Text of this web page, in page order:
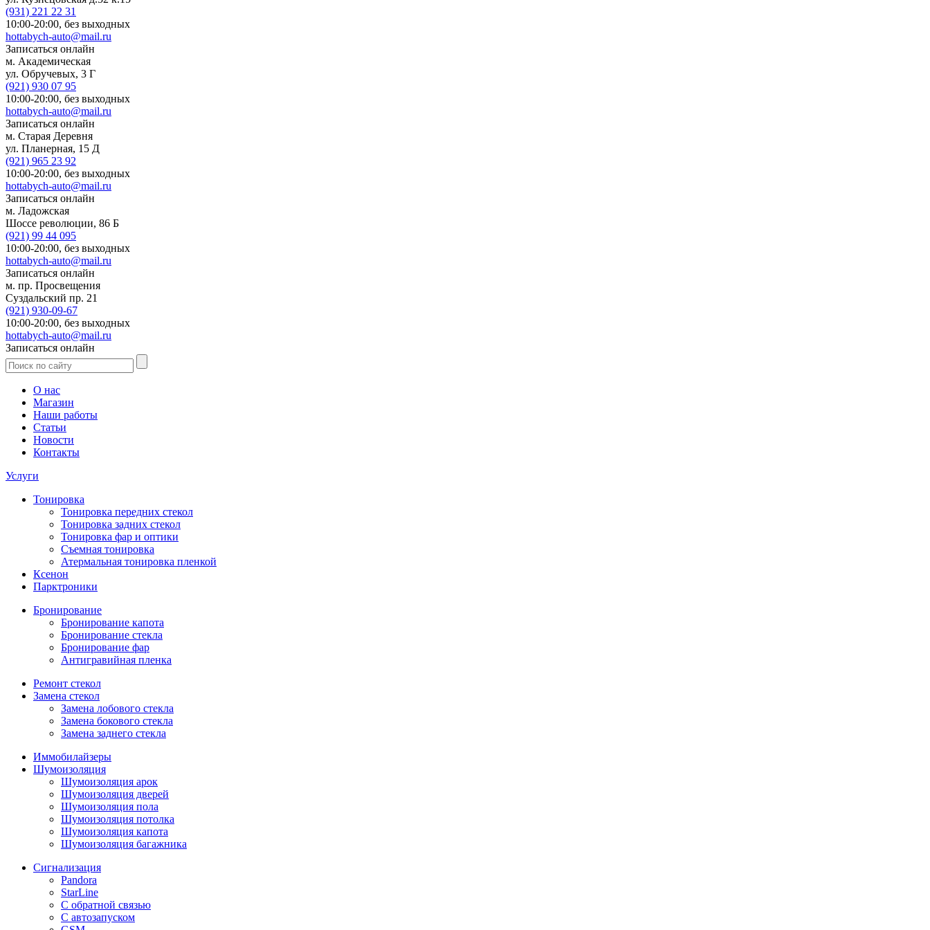
(931) 221 22 31
10:00-20:00, без выходных
hottabych-auto@mail.ru
Записаться онлайн
м. Академическая
ул. Обручевых, 3 Г
(921) 930 07 95
10:00-20:00, без выходных
hottabych-auto@mail.ru
Записаться онлайн
м. Старая Деревня
ул. Планерная, 15 Д
(921) 965 23 92
10:00-20:00, без выходных
hottabych-auto@mail.ru
Записаться онлайн
м. Ладожская
Шоссе революции, 86 Б
(921) 99 44 095
10:00-20:00, без выходных
hottabych-auto@mail.ru
Записаться онлайн
м. пр. Просвещения
Суздальский пр. 21
(921) 930-09-67
10:00-20:00, без выходных
hottabych-auto@mail.ru
Записаться онлайн
О нас
Магазин
Наши работы
Статьи
Новости
Контакты
Услуги
Тонировка
Тонировка передних стекол
Тонировка задних стекол
Тонировка фар и оптики
Съемная тонировка
Атермальная тонировка пленкой
Ксенон
Парктроники
Бронирование
Бронирование капота
Бронирование стекла
Бронирование фар
Антигравийная пленка
Ремонт стекол
Замена стекол
Замена лобового стекла
Замена бокового стекла
Замена заднего стекла
Иммобилайзеры
Шумоизоляция
Шумоизоляция арок
Шумоизоляция дверей
Шумоизоляция пола
Шумоизоляция потолка
Шумоизоляция капота
Шумоизоляция багажника
Сигнализация
Pandora
StarLine
С обратной связью
С автозапуском